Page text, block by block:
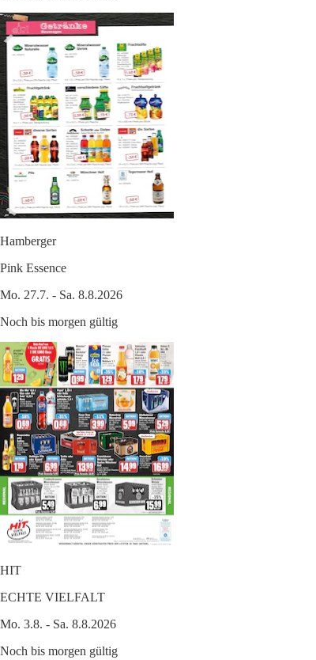
Hamberger
Pink Essence
Mo. 27.7. - Sa. 8.8.2026
Noch bis morgen gültig
HIT
ECHTE VIELFALT
Mo. 3.8. - Sa. 8.8.2026
Noch bis morgen gültig